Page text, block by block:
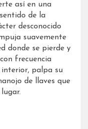
así en una
de la
desconocido
suavemente
donde se pierde y
frecuencia
palpa su
de llaves que